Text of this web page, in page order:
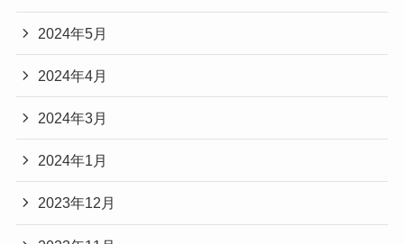
2024年5月
2024年4月
2024年3月
2024年1月
2023年12月